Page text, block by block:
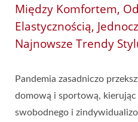
Między Komfortem,
Elastycznością,
Najnowsze Trendy
Pandemia zasadniczo
domową i sportową,
swobodnego i